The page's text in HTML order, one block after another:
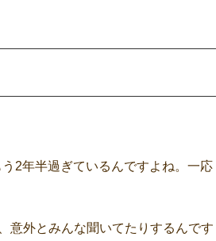
2年半過ぎているんですよね。一応
外とみんな聞いてたりするんです